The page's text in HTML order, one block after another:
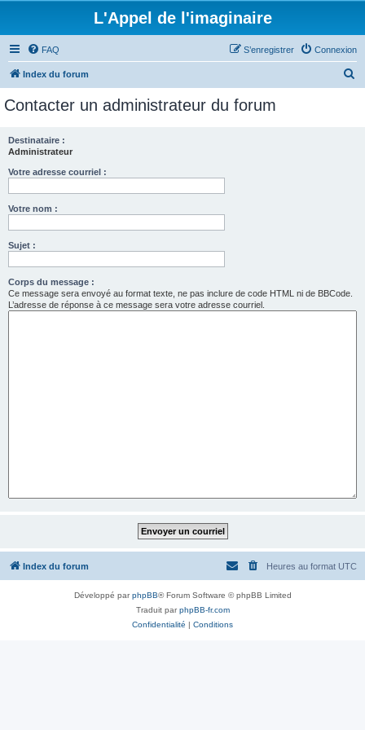
L'Appel de l'imaginaire
FAQ Connexion
S’enregistrer
Index du forum
Contacter un administrateur du forum
Destinataire :
Administrateur
Votre adresse courriel :
Votre nom :
Sujet :
Corps du message :
Ce message sera envoyé au format texte, ne pas inclure de code HTML ni de BBCode.
L’adresse de réponse à ce message sera votre adresse courriel.
Index du forum Heures au format UTC
Développé parphpBB® Forum Software © phpBB Limited
Traduit parphpBB-fr.com
Confidentialité | Conditions